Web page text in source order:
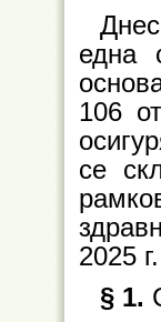
една
106
се
2025
§ 1.